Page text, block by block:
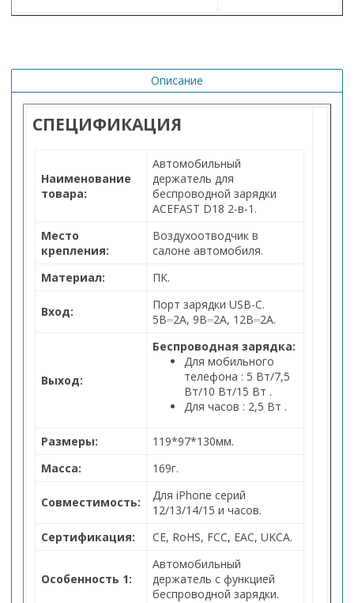
Описание
СПЕЦИФИКАЦИЯ
Наименование
товара:
Автомобильный
держатель для
беспроводной зарядки
ACEFAST D18 2-в-1.
Место
крепления:
Воздухоотводчик в
салоне автомобиля.
Материал:
ПК.
Вход:
Порт зарядки USB-C.
5В⎓2А, 9В⎓2А, 12В⎓2А.
Выход:
Беспроводная зарядка:
Для мобильного
телефона : 5 Вт/7,5
Вт/10 Вт/15 Вт .
Для часов : 2,5 Вт .
Размеры:
119*97*130мм.
Масса:
169г.
Совместимость:
Для iPhone серий
12/13/14/15 и часов.
Сертификация:
CE, RoHS, FCC, EAC, UKCA.
Особенность 1:
Автомобильный
держатель с функцией
беспроводной зарядки.